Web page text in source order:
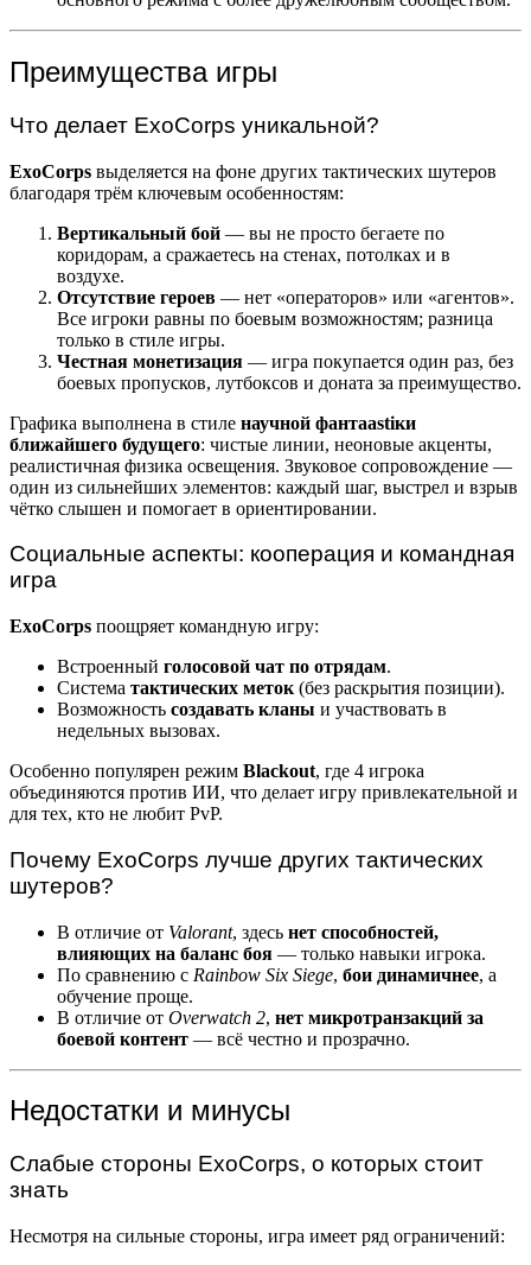
Преимущества игры
Что делает ExoCorps уникальной?
ExoCorps выделяется на фоне других тактических шутеров
благодаря трём ключевым особенностям:
Вертикальный бой — вы не просто бегаете по
коридорам, а сражаетесь на стенах, потолках и в
воздухе.
Отсутствие героев — нет «операторов» или «агентов».
Все игроки равны по боевым возможностям; разница
только в стиле игры.
Честная монетизация — игра покупается один раз, без
боевых пропусков, лутбоксов и доната за преимущество.
Графика выполнена в стиле научной фантаastiки
ближайшего будущего: чистые линии, неоновые акценты,
реалистичная физика освещения. Звуковое сопровождение —
один из сильнейших элементов: каждый шаг, выстрел и взрыв
чётко слышен и помогает в ориентировании.
Социальные аспекты: кооперация и командная
игра
ExoCorps поощряет командную игру:
Встроенный голосовой чат по отрядам.
Система тактических меток (без раскрытия позиции).
Возможность создавать кланы и участвовать в
недельных вызовах.
Особенно популярен режим Blackout, где 4 игрока
объединяются против ИИ, что делает игру привлекательной и
для тех, кто не любит PvP.
Почему ExoCorps лучше других тактических
шутеров?
В отличие от Valorant, здесь нет способностей,
влияющих на баланс боя — только навыки игрока.
По сравнению с Rainbow Six Siege, бои динамичнее, а
обучение проще.
В отличие от Overwatch 2, нет микротранзакций за
боевой контент — всё честно и прозрачно.
Недостатки и минусы
Слабые стороны ExoCorps, о которых стоит
знать
Несмотря на сильные стороны, игра имеет ряд ограничений: